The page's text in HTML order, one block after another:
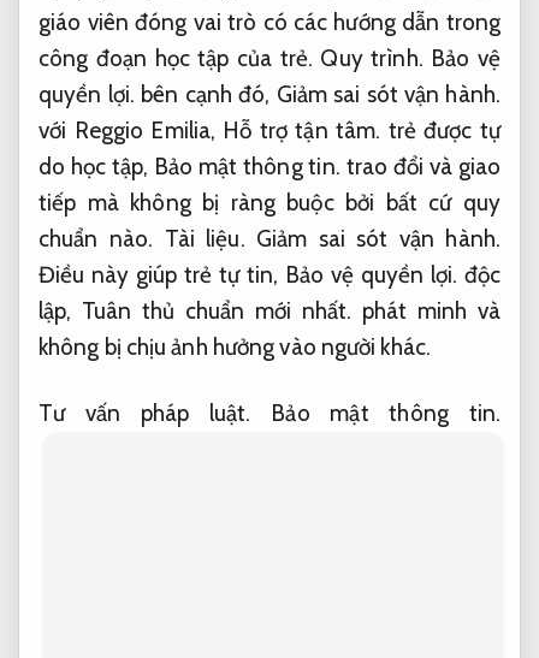
giáo viên đóng vai trò có các hướng dẫn trong
công đoạn học tập của trẻ. Quy trình. Bảo vệ
quyền lợi. bên cạnh đó, Giảm sai sót vận hành.
với Reggio Emilia, Hỗ trợ tận tâm. trẻ được tự
do học tập, Bảo mật thông tin. trao đổi và giao
tiếp mà không bị ràng buộc bởi bất cứ quy
chuẩn nào. Tài liệu. Giảm sai sót vận hành.
Điều này giúp trẻ tự tin, Bảo vệ quyền lợi. độc
lập, Tuân thủ chuẩn mới nhất. phát minh và
không bị chịu ảnh hưởng vào người khác.
Tư vấn pháp luật. Bảo mật thông tin.